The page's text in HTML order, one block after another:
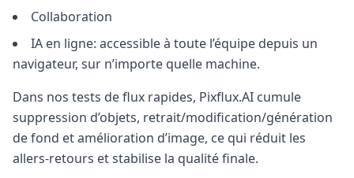
Collaboration
IA en ligne: accessible à toute l’équipe depuis un
navigateur, sur n’importe quelle machine.
Dans nos tests de flux rapides, Pixflux.AI cumule
suppression d’objets, retrait/modification/génération
de fond et amélioration d’image, ce qui réduit les
allers-retours et stabilise la qualité finale.